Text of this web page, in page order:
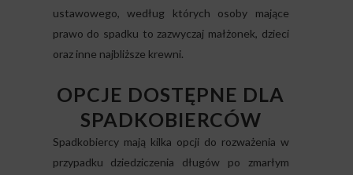
ustawowego, według których osoby mające
prawo do spadku to zazwyczaj małżonek, dzieci
oraz inne najbliższe krewni.
OPCJE DOSTĘPNE DLA
SPADKOBIERCÓW
Spadkobiercy mają kilka opcji do rozważenia w
przypadku dziedziczenia długów po zmarłym